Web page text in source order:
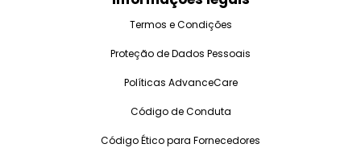
Termos e Condições
Proteção de Dados Pessoais
Políticas AdvanceCare
Código de Conduta
Código Ético para Fornecedores